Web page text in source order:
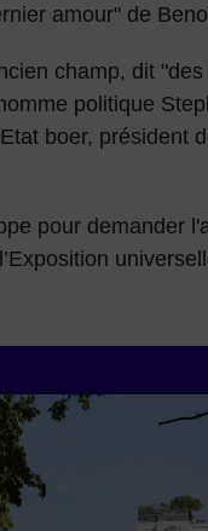
amour" de
champ, dit
politique
boer, président
pour demander